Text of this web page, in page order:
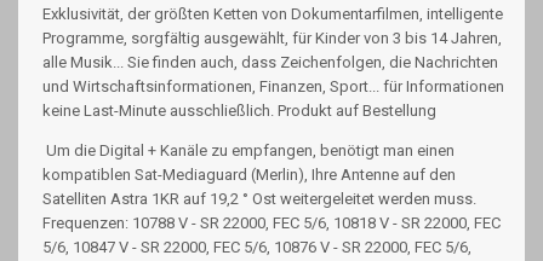
Exklusivität, der größten Ketten von Dokumentarfilmen, intelligente
Programme, sorgfältig ausgewählt, für Kinder von 3 bis 14 Jahren,
alle Musik... Sie finden auch, dass Zeichenfolgen, die Nachrichten
und Wirtschaftsinformationen, Finanzen, Sport... für Informationen
keine Last-Minute ausschließlich. Produkt auf Bestellung
Um die Digital + Kanäle zu empfangen, benötigt man einen
kompatiblen Sat-Mediaguard (Merlin), Ihre Antenne auf den
Satelliten Astra 1KR auf 19,2 ° Ost weitergeleitet werden muss.
Frequenzen: 10788 V - SR 22000, FEC 5/6, 10818 V - SR 22000, FEC
5/6, 10847 V - SR 22000, FEC 5/6, 10876 V - SR 22000, FEC 5/6,